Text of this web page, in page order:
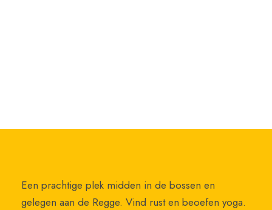
Een prachtige plek midden in de bossen en
gelegen aan de Regge. Vind rust en beoefen yoga.